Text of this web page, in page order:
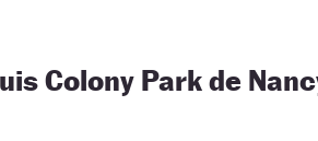
Colony Park de